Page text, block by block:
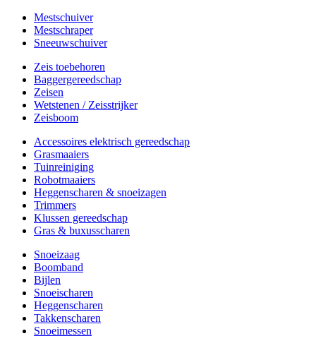
Mestschuiver
Mestschraper
Sneeuwschuiver
Zeis toebehoren
Baggergereedschap
Zeisen
Wetstenen / Zeisstrijker
Zeisboom
Accessoires elektrisch gereedschap
Grasmaaiers
Tuinreiniging
Robotmaaiers
Heggenscharen & snoeizagen
Trimmers
Klussen gereedschap
Gras & buxusscharen
Snoeizaag
Boomband
Bijlen
Snoeischaren
Heggenscharen
Takkenscharen
Snoeimessen